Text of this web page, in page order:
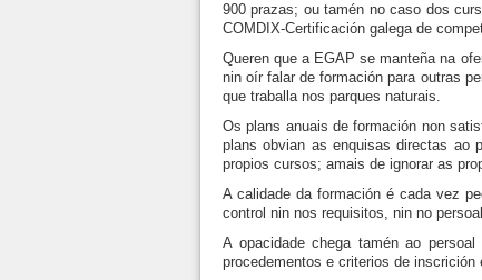
900 prazas; ou tamén no caso dos
COMDIX-Certificación galega de
Queren que a EGAP se manteña na
nin oír falar de formación para outras
que traballa nos parques naturais.
Os plans anuais de formación non
plans obvian as enquisas directas ao
propios cursos; amais de ignorar as
A calidade da formación é cada vez
control nin nos requisitos, nin no
A opacidade chega tamén ao
procedementos e criterios de